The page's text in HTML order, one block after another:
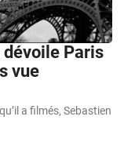
dévoile Paris
vue
a filmés, Sebastien